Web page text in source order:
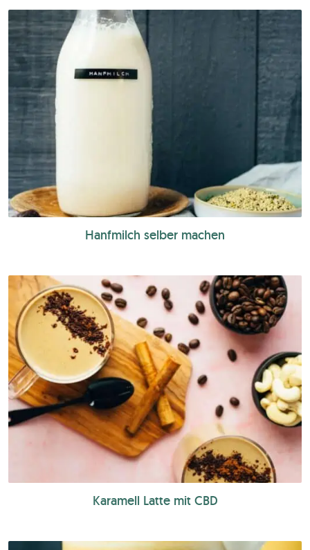
Hanfmilch selber machen
Karamell Latte mit CBD